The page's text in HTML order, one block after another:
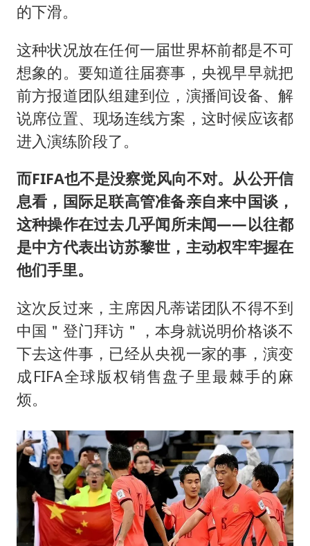
的下滑。
这种状况放在任何一届世界杯前都是不可
想象的。要知道往届赛事，央视早早就把
前方报道团队组建到位，演播间设备、解
说席位置、现场连线方案，这时候应该都
进入演练阶段了。
而FIFA也不是没察觉风向不对。从公开信
息看，国际足联高管准备亲自来中国谈，
这种操作在过去几乎闻所未闻——以往都
是中方代表出访苏黎世，主动权牢牢握在
他们手里。
这次反过来，主席因凡蒂诺团队不得不到
中国＂登门拜访＂，本身就说明价格谈不
下去这件事，已经从央视一家的事，演变
成FIFA全球版权销售盘子里最棘手的麻
烦。